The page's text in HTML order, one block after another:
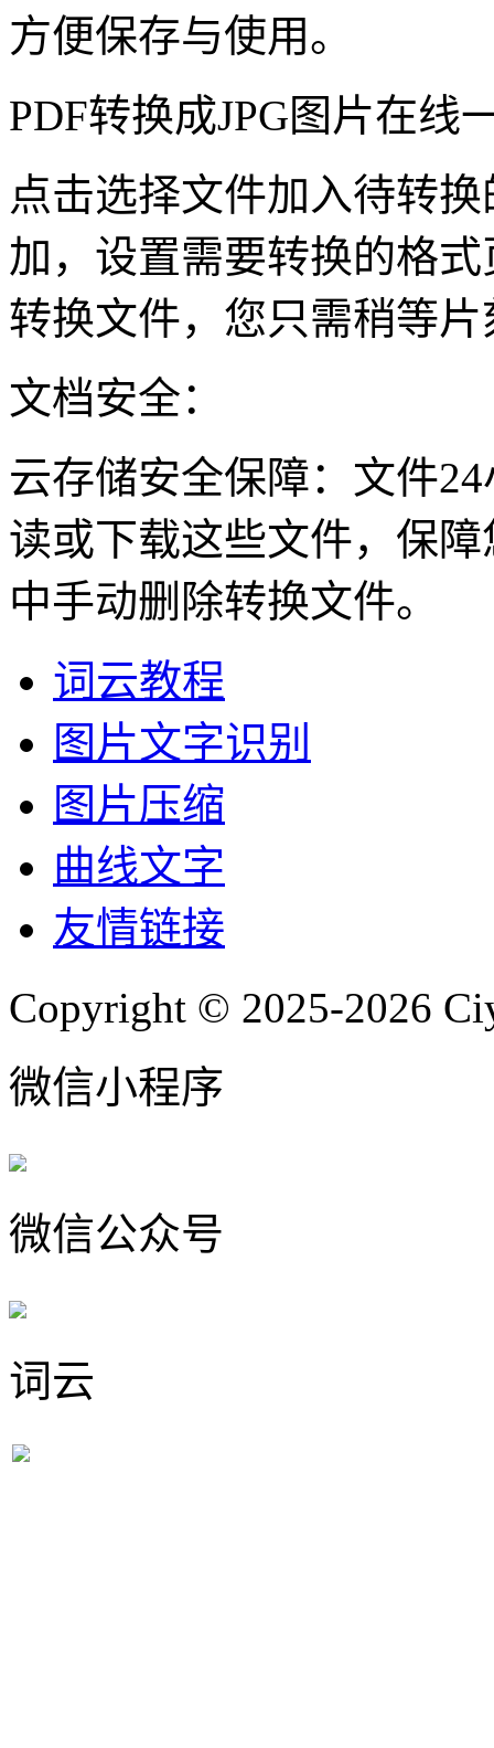
方便保存与使用。
PDF转换成JPG图片在线
点击选择文件加入待转
加，设置需要转换的格
转换文件，您只需稍等
文档安全：
云存储安全保障：文件
读或下载这些文件，保
中手动删除转换文件。
词云教程
图片文字识别
图片压缩
曲线文字
友情链接
Copyright © 2025-2026
微信小程序
微信公众号
词云